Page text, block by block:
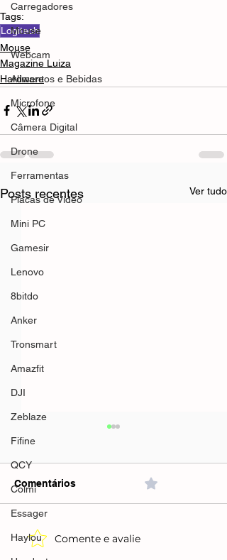
Carregadores
Mouse
Webcam
Alimentos e Bebidas
Microfone
Câmera Digital
Drone
Ferramentas
Placas de Vídeo
Mini PC
Gamesir
Lenovo
8bitdo
Anker
Tronsmart
Amazfit
DJI
Zeblaze
Fifine
QCY
Colmi
Essager
Haylou
Tags:
Logitech
Mouse
Magazine Luiza
Hardware
Posts recentes Ver tudo
CUPONS E
PROMOÇÕES
Comentários
Comente e avalie